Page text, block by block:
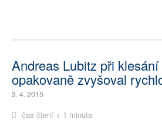
Andreas Lubitz při
opakovaně zvyšoval
3. 4. 2015
čas čtení < 1 minuta